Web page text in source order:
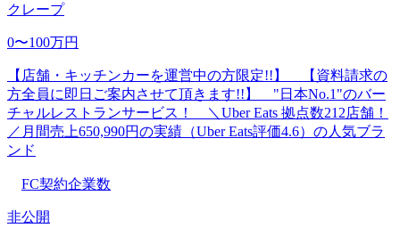
クレープ
0〜100万円
【店舗・キッチンカーを運営中の方限定!!】 【資料請求の
方全員に即日ご案内させて頂きます!!】 "日本No.1"のバー
チャルレストランサービス！ ＼Uber Eats 拠点数212店舗！
／月間売上650,990円の実績（Uber Eats評価4.6）の人気ブラ
ンド
FC契約企業数
非公開